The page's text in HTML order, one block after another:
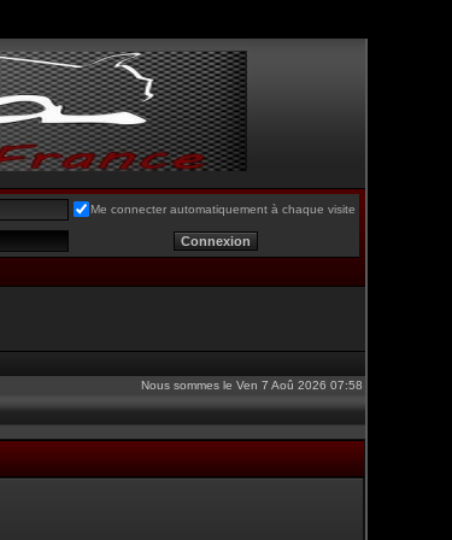
Me connecter automatiquement à chaque visite
Nous sommes le Ven 7 Aoû 2026 07:58